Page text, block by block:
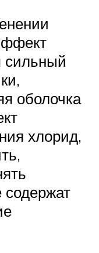
сильный
оболочка
хлорид,
содержат